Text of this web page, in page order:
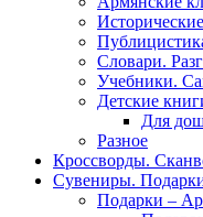
Словари.
Учебники.
Детские
Для
Разное
Кроссворды.
Сувениры.
Подарки –